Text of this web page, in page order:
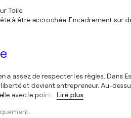
Toile
à être accrochée. Encadrement sur
a assez de respecter les règles.
et devient entrepreneur. Au-
avec le point
Lire plus